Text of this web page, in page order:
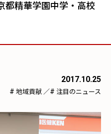
精華学園中学・高校
2017.10.25
# 地域貢献 ／# 注目のニュース